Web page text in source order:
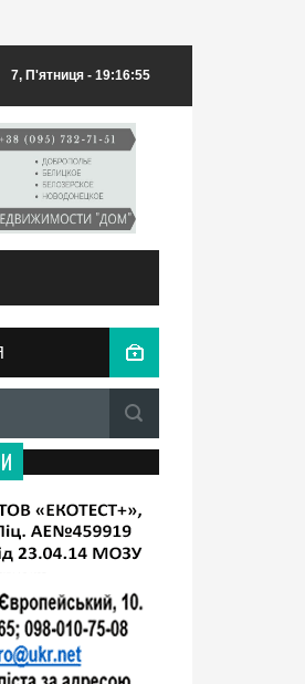
7, П'ятниця - 19:16:55